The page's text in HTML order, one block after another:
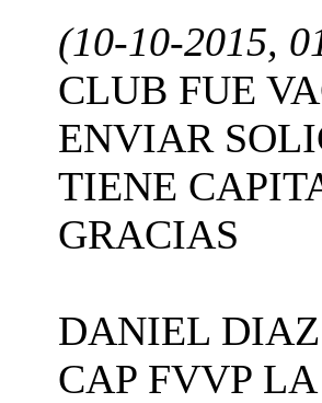
(10-10-2015,
CLUB FUE
ENVIAR
TIENE
GRACIAS
DANIEL DIAZ
CAP FVVP